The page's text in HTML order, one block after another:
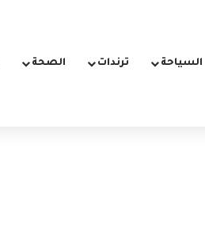
السياحة ترندات الصحة